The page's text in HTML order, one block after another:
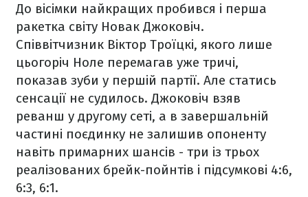
До вісімки найкращих пробився і перша
ракетка світу Новак Джоковіч.
Співвітчизник Віктор Троїцкі, якого лише
цьогоріч Ноле перемагав уже тричі,
показав зуби у першій партії. Але статись
сенсації не судилось. Джоковіч взяв
реванш у другому сеті, а в завершальній
частині поєдинку не залишив опоненту
навіть примарних шансів - три із трьох
реалізованих брейк-пойнтів і підсумкові 4:6,
6:3, 6:1.